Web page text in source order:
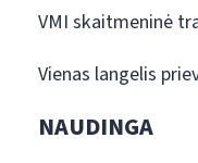
VMI skaitmeninė
Vienas langelis
NAUDINGA